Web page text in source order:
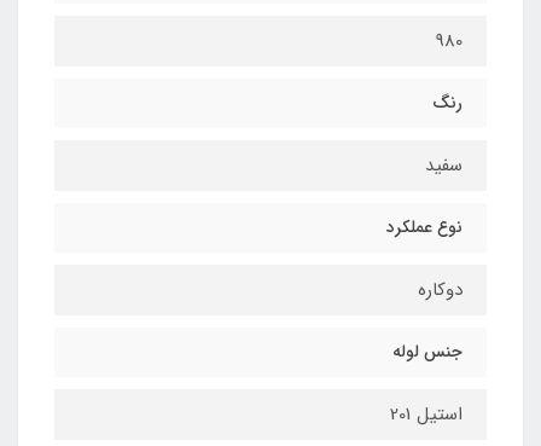
980
رنگ
سفید
نوع عملکرد
دوکاره
جنس لوله
استیل 201